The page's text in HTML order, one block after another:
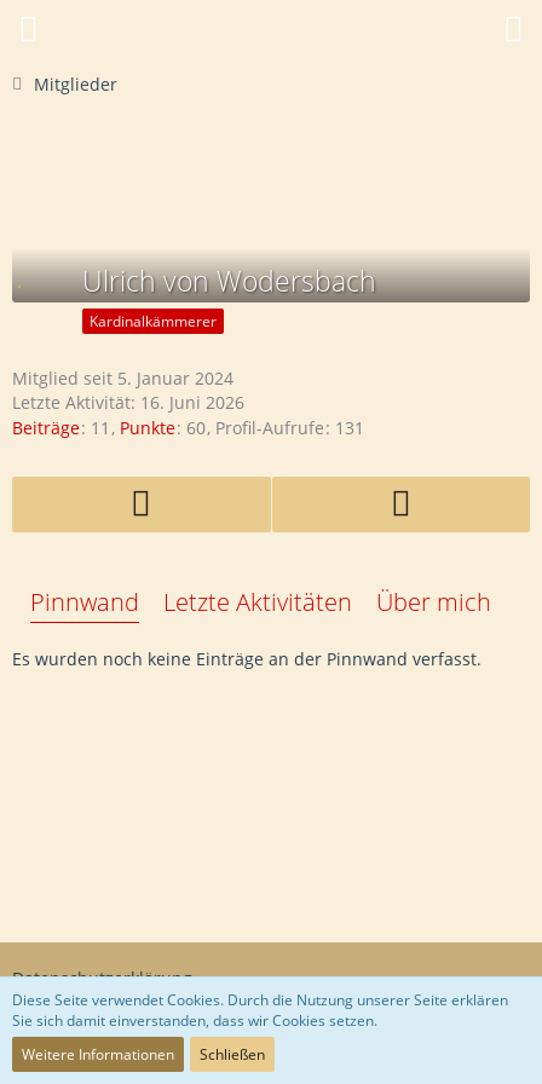
Mitglieder
Ulrich von Wodersbach
Kardinalkämmerer
Mitglied seit 5. Januar 2024
Letzte Aktivität: 16. Juni 2026
Beiträge 11 Punkte 60 Profil-Aufrufe 131
Pinnwand Letzte Aktivitäten Über mich
Es wurden noch keine Einträge an der Pinnwand verfasst.
Datenschutzerklärung
Community-Software:
Diese Seite verwendet Cookies. Durch die Nutzung unserer Seite erklären
Sie sich damit einverstanden, dass wir Cookies setzen.
Weitere Informationen
Schließen